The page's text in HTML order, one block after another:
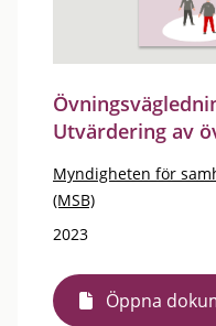
Utvärdering av
Myndigheten för
(MSB)
2023
Öppna